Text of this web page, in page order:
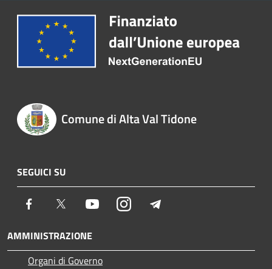
Comune di Alta Val Tidone
SEGUICI SU
Facebook Twitter YoutubeInstagram
AMMINISTRAZIONE
Organi di Governo